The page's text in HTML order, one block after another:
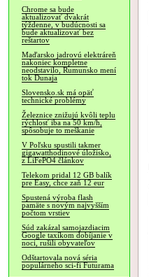
Chrome sa bude
aktualizovať dvakrát
týždenne, v budúcnosti sa
bude aktualizovať bez
reštartov
Maďarsko jadrovú elektráreň
nakoniec kompletne
neodstavilo, Rumunsko mení
tok Dunaja
Slovensko.sk má opäť
technické problémy
Železnice znižujú kvôli teplu
rýchlosť iba na 50 km/h,
spôsobuje to meškanie
V Poľsku spustili takmer
gigawatthodinové úložisko,
z LiFePO4 článkov
Telekom pridal 12 GB balík
pre Easy, chce zaň 12 eur
Spustená výroba flash
pamäte s novým najvyšším
počtom vrstiev
Súd zakázal samojazdiacim
Google taxíkom dobíjanie v
noci, rušili obyvateľov
Odštartovala nová séria
populárneho sci-fi Futurama